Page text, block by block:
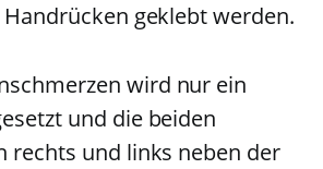
geklebt werden.
wird nur ein
und die beiden
rechts und links neben der